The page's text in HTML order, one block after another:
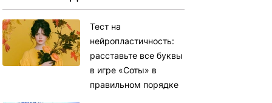
Тест на
нейропластичность:
расставьте все буквы
в игре «Соты» в
правильном порядке